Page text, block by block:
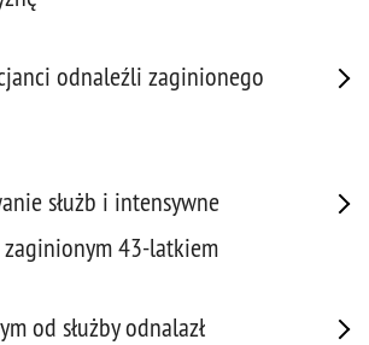
odnaleźli zaginionego
służb i intensywne
43-latkiem
od służby odnalazł